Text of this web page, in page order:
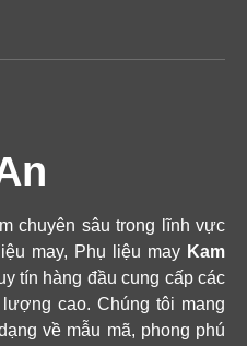
chuyên sâu trong lĩnh vực
may, Phụ liệu may Kam
tín hàng đầu cung cấp các
cao. Chúng tôi mang
về mẫu mã, phong phú